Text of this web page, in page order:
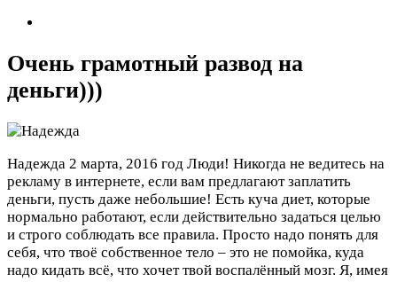
Очень грамотный развод на
деньги)))
Надежда 2 марта, 2016 год Люди! Никогда не ведитесь на
рекламу в интернете, если вам предлагают заплатить
деньги, пусть даже небольшие! Есть куча диет, которые
нормально работают, если действительно задаться целью
и строго соблюдать все правила. Просто надо понять для
себя, что твоё собственное тело – это не помойка, куда
надо кидать всё, что хочет твой воспалённый мозг. Я, имея